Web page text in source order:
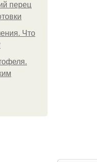
перец
Что